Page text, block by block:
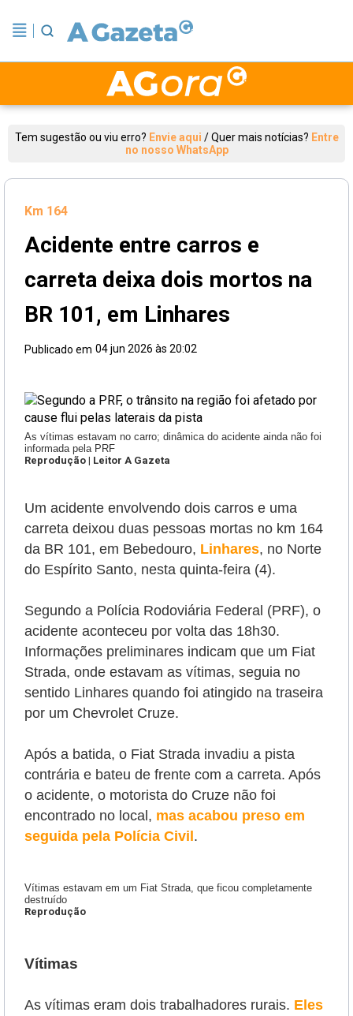
Tem sugestão ou viu erro? Envie aqui /Quer mais notícias? Entre
no nosso WhatsApp
Km 164
Acidente entre carros e
carreta deixa dois mortos na
BR 101, em Linhares
Publicado em 04 jun 2026 às 20:02
As vítimas estavam no carro; dinâmica do acidente ainda não foi
informada pela PRF
Reprodução | Leitor A Gazeta
Um acidente envolvendo dois carros e uma
carreta deixou duas pessoas mortas no km 164
da BR 101, em Bebedouro, Linhares, no Norte
do Espírito Santo, nesta quinta-feira (4).
Segundo a Polícia Rodoviária Federal (PRF), o
acidente aconteceu por volta das 18h30.
Informações preliminares indicam que um Fiat
Strada, onde estavam as vítimas, seguia no
sentido Linhares quando foi atingido na traseira
por um Chevrolet Cruze.
Após a batida, o Fiat Strada invadiu a pista
contrária e bateu de frente com a carreta. Após
o acidente, o motorista do Cruze não foi
encontrado no local, mas acabou preso em
seguida pela Polícia Civil .
Vítimas estavam em um Fiat Strada, que ficou completamente
destruído
Reprodução
Vítimas
As vítimas eram dois trabalhadores rurais. Eles